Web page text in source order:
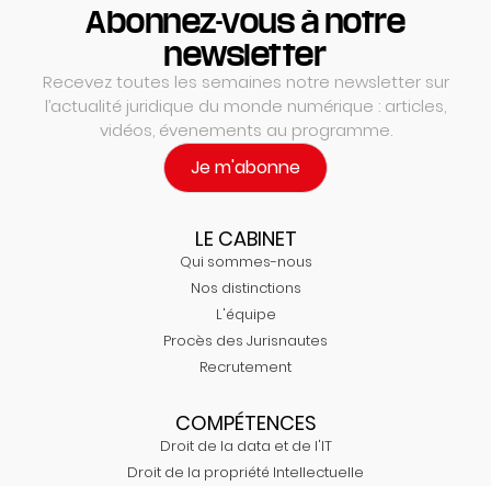
Abonnez-vous à notre
newsletter
Recevez toutes les semaines notre newsletter sur
l’actualité juridique du monde numérique : articles,
vidéos, évenements au programme.
Je m'abonne
LE CABINET
Qui sommes-nous
Nos distinctions
L'équipe
Procès des Jurisnautes
Recrutement
COMPÉTENCES
Droit de la data et de l'IT
Droit de la propriété Intellectuelle